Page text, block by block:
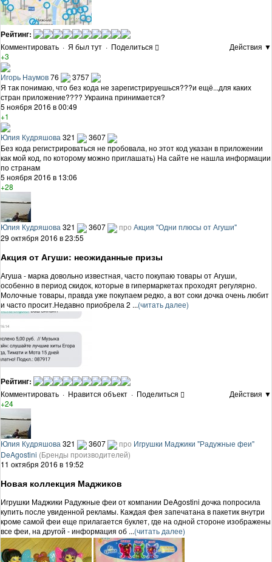
Рейтинг:
Комментировать · Я был тут · Поделиться
Действия ▼
+3
Игорь Наумов76
3757
Я так понимаю, что без кода не зарегистрируешься???и ещё...для каких
стран приложение???? Украина принимается?
5 ноября 2016 в 00:49
+1
Юлия Кудряшова 321
3607
Без кода регистрироваться не пробовала, но этот код указан в приложении
как мой код, по которому можно приглашать) На сайте не нашла информации
по странам
5 ноября 2016 в 13:06
+28
Юлия Кудряшова 321 3607 про Акция "Одни плюсы от Агуши"
29 октября 2016 в 23:55
Акция от Агуши: неожиданные призы
Агуша - марка довольно известная, часто покупаю товары от Агуши,
особенно в период скидок, которые в гипермаркетах проходят регулярно.
Молочные товары, правда уже покупаем редко, а вот соки дочка очень любит
и часто просит.Недавно приобрела 2 ...(читать далее)
Рейтинг:
Комментировать · Нравится объект · Поделиться
Действия ▼
+24
Юлия Кудряшова 321 3607 про Игрушки Маджики "Радужные феи"
DeAgostini (Бренды производителей)
11 октября 2016 в 19:52
Новая коллекция Маджиков
Игрушки Маджики Радужные феи от компании DeAgostini дочка попросила
купить после увиденной рекламы. Каждая фея запечатана в пакетик внутри
кроме самой феи еще прилагается буклет, где на одной стороне изображены
все феи, на другой - информация об ...(читать далее)